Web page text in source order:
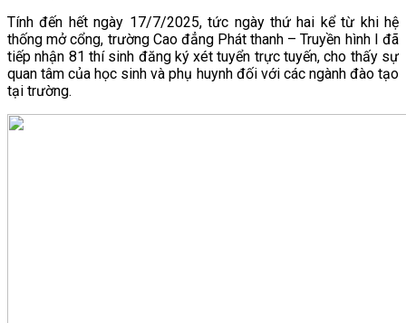
Tính đến hết ngày 17/7/2025, tức ngày thứ hai kể từ khi hệ
thống mở cổng, trường Cao đẳng Phát thanh – Truyền hình I đã
tiếp nhận 81 thí sinh đăng ký xét tuyển trực tuyến, cho thấy sự
quan tâm của học sinh và phụ huynh đối với các ngành đào tạo
tại trường.